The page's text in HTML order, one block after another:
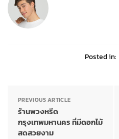
Posted in:
PREVIOUS ARTICLE
ร้านพวงหรีด
กรุงเทพมหานคร ที่มีดอกไม้
สดสวยงาม